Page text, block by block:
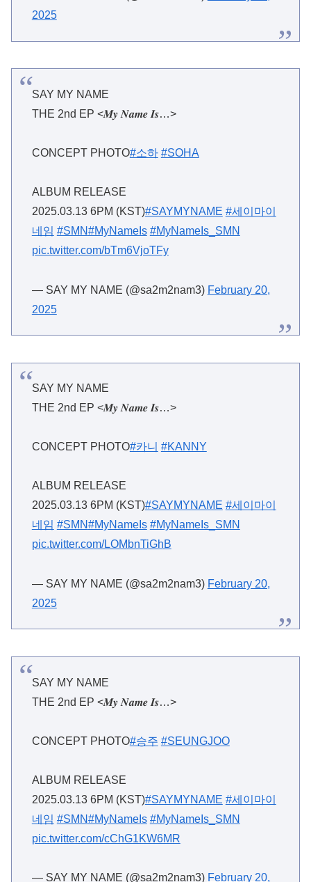
2025
SAY MY NAME
THE 2nd EP <𝑴𝒚 𝑵𝒂𝒎𝒆 𝑰𝒔…>
CONCEPT PHOTO#소하 #SOHA
ALBUM RELEASE
2025.03.13 6PM (KST)#SAYMYNAME #세이마이
네임 #SMN#MyNameIs #MyNameIs_SMN
pic.twitter.com/bTm6VjoTFy
— SAY MY NAME (@sa2m2nam3) February 20,
2025
SAY MY NAME
THE 2nd EP <𝑴𝒚 𝑵𝒂𝒎𝒆 𝑰𝒔…>
CONCEPT PHOTO#카니 #KANNY
ALBUM RELEASE
2025.03.13 6PM (KST)#SAYMYNAME #세이마이
네임 #SMN#MyNameIs #MyNameIs_SMN
pic.twitter.com/LOMbnTiGhB
— SAY MY NAME (@sa2m2nam3) February 20,
2025
SAY MY NAME
THE 2nd EP <𝑴𝒚 𝑵𝒂𝒎𝒆 𝑰𝒔…>
CONCEPT PHOTO#승주 #SEUNGJOO
ALBUM RELEASE
2025.03.13 6PM (KST)#SAYMYNAME #세이마이
네임 #SMN#MyNameIs #MyNameIs_SMN
pic.twitter.com/cChG1KW6MR
— SAY MY NAME (@sa2m2nam3) February 20,